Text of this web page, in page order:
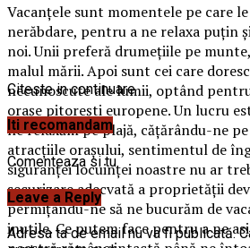
Vacanțele sunt momentele pe care
nerăbdare, pentru a ne relaxa puțin
noi. Unii preferă drumețiile pe
malul mării. Apoi sunt cei care
necunoscute ale lumii, optând
orașe pitorești europene. Un lucru
ne relaxăm pe plajă, cățărându-ne
atracțiile orașului, sentimentul de
siguranței locuinței noastre nu ar
securizare adecvată a proprietății
permițându-ne să ne bucurăm de
inutile. Ce putem face pentru a ne
Citeste in continuare
Iti recomandam
Comenteaza si tu
Leave a Reply
Adresa ta de email nu va fi publicată.